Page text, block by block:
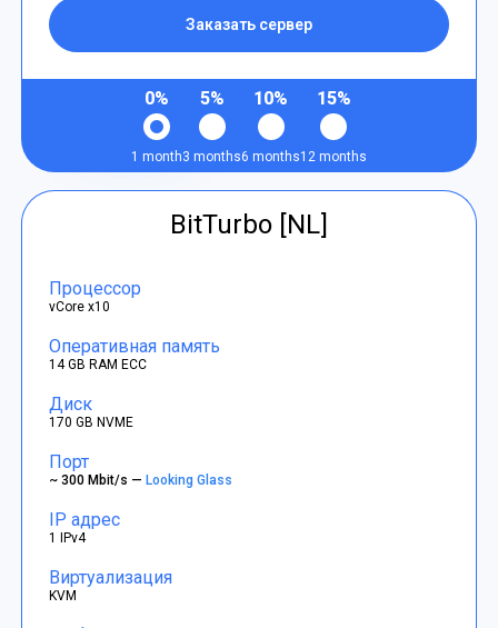
Заказать сервер
0%
1 month
5%
3 months
10%
6 months
15%
12 months
BitTurbo [NL]
Процессор
vCore x10
Оперативная память
14 GB RAM ECC
Диск
170 GB NVME
Порт
~ 300 Mbit/s —Looking Glass
IP адрес
1 IPv4
Виртуализация
KVM